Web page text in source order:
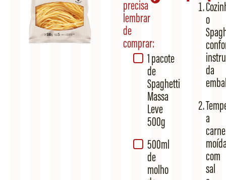
precisa
lembrar
de
comprar:
1 pacote
de
Spaghetti
Massa
Leve
500g
500ml
de
molho
o
da
a
carne
com
sal